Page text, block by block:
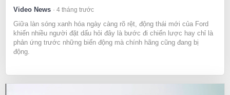
Video News 4 tháng trước
Giữa làn sóng xanh hóa ngày càng rõ rệt, động thái mới của Ford
khiến nhiều người đặt dấu hỏi đây là bước đi chiến lược hay chỉ là
phản ứng trước những biến động mà chính hãng cũng đang bị
động.